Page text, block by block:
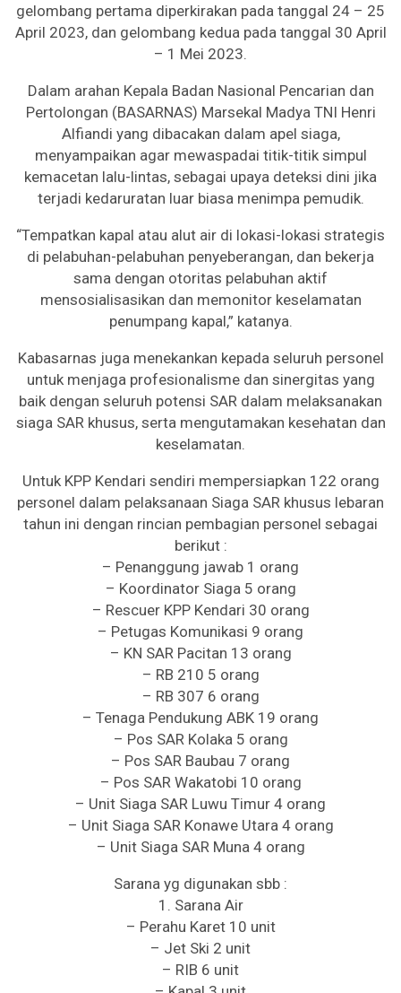
gelombang pertama diperkirakan pada tanggal 24 – 25
April 2023, dan gelombang kedua pada tanggal 30 April
– 1 Mei 2023.
Dalam arahan Kepala Badan Nasional Pencarian dan
Pertolongan (BASARNAS) Marsekal Madya TNI Henri
Alfiandi yang dibacakan dalam apel siaga,
menyampaikan agar mewaspadai titik-titik simpul
kemacetan lalu-lintas, sebagai upaya deteksi dini jika
terjadi kedaruratan luar biasa menimpa pemudik.
“Tempatkan kapal atau alut air di lokasi-lokasi strategis
di pelabuhan-pelabuhan penyeberangan, dan bekerja
sama dengan otoritas pelabuhan aktif
mensosialisasikan dan memonitor keselamatan
penumpang kapal,” katanya.
Kabasarnas juga menekankan kepada seluruh personel
untuk menjaga profesionalisme dan sinergitas yang
baik dengan seluruh potensi SAR dalam melaksanakan
siaga SAR khusus, serta mengutamakan kesehatan dan
keselamatan.
Untuk KPP Kendari sendiri mempersiapkan 122 orang
personel dalam pelaksanaan Siaga SAR khusus lebaran
tahun ini dengan rincian pembagian personel sebagai
berikut :
– Penanggung jawab 1 orang
– Koordinator Siaga 5 orang
– Rescuer KPP Kendari 30 orang
– Petugas Komunikasi 9 orang
– KN SAR Pacitan 13 orang
– RB 210 5 orang
– RB 307 6 orang
– Tenaga Pendukung ABK 19 orang
– Pos SAR Kolaka 5 orang
– Pos SAR Baubau 7 orang
– Pos SAR Wakatobi 10 orang
– Unit Siaga SAR Luwu Timur 4 orang
– Unit Siaga SAR Konawe Utara 4 orang
– Unit Siaga SAR Muna 4 orang
Sarana yg digunakan sbb :
1. Sarana Air
– Perahu Karet 10 unit
– Jet Ski 2 unit
– RIB 6 unit